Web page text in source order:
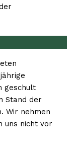
geschult
Stand der
Wir nehmen
uns nicht vor